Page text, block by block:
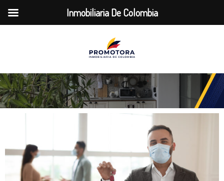
Inmobiliaria De Colombia